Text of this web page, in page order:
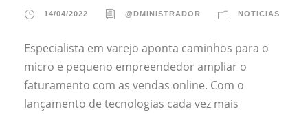
14/04/2022 @DMINISTRADOR NOTICIAS
Especialista em varejo aponta caminhos para o
micro e pequeno empreendedor ampliar o
faturamento com as vendas online. Com o
lançamento de tecnologias cada vez mais